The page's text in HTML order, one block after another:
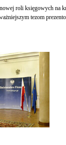
roli księgowych na
tezom